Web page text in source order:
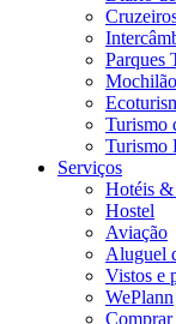
Parques
Mochilão
Turismo
Turismo
Serviços
Hotéis &
Hostel
Aviação
Aluguel
Vistos e
WePlann
Comprar